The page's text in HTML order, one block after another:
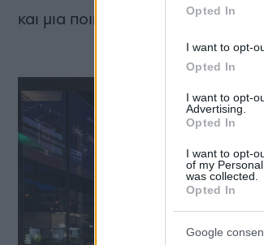
Opted In
I want to opt-
Opted In
I want to opt-
Advertising.
Opted In
I want to opt-
of my
was collected.
Opted In
Google
και μια ποικιλία από ομελέτες